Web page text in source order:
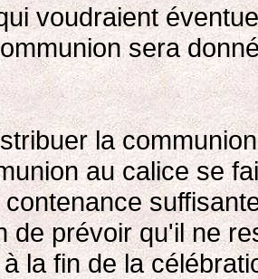
voudraient
sera
la
au calice se
de prévoir qu'il ne
la fin de la